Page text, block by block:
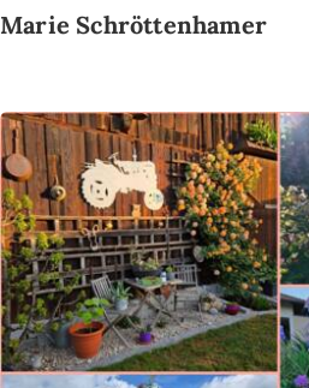
Marie Schröttenhamer